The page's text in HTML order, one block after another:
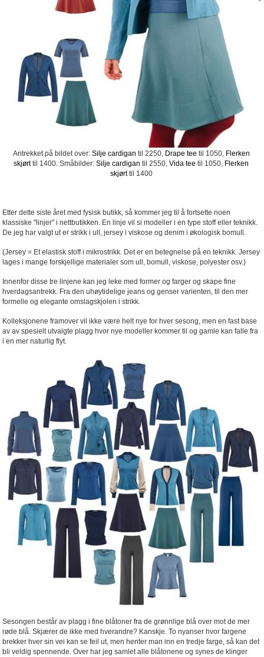
Antrekket på bildet over: Silje cardigan til 2250, Drape tee til 1050, Flerken
skjørttil 1400. Småbilder: Silje cardigan til 2550, Vida tee til 1050, Flerken
skjørttil 1400
Etter dette siste året med fysisk butikk, så kommer jeg til å fortsette noen
klassiske "linjer" i nettbutikken. En linje vil si modeller i en type stoff eller teknikk.
De jeg har valgt ut er strikk i ull, jersey i viskose og denim i økologisk bomull.
(Jersey = Et elastisk stoff i mikrostrikk. Det er en betegnelse på en teknikk. Jersey
lages i mange forskjellige materialer som ull, bomull, viskose, polyester osv.)
Innenfor disse tre linjene kan jeg leke med former og farger og skape fine
hverdagsantrekk. Fra den uhøytidelige jeans og genser varienten, til den mer
formelle og elegante omslagskjolen i strikk.
Kolleksjonene framover vil ikke være helt nye for hver sesong, men en fast base
av av spesielt utvalgte plagg hvor nye modeller kommer til og gamle kan falle fra
i en mer naturlig flyt.
Sesongen består av plagg i fine blåtoner fra de grønnlige blå over mot de mer
røde blå. Skjærer de ikke med hverandre? Kanskje. To nyanser hvor fargene
brekker hver sin vei kan se feil ut, men henter man inn en tredje farge, så kan det
bli veldig spennende. Over har jeg samlet alle blåtonene og synes de klinger